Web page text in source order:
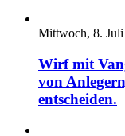
Mittwoch, 8.
Wirf mit
von
entscheiden.